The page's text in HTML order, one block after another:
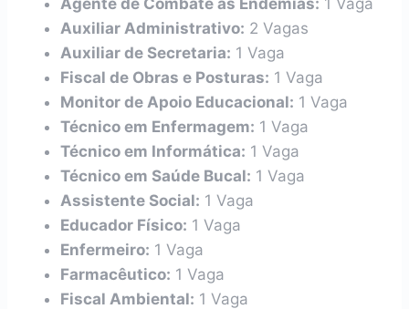
Agente de Combate às Endemias: 1 Vaga
Auxiliar Administrativo: 2 Vagas
Auxiliar de Secretaria: 1 Vaga
Fiscal de Obras e Posturas: 1 Vaga
Monitor de Apoio Educacional: 1 Vaga
Técnico em Enfermagem: 1 Vaga
Técnico em Informática: 1 Vaga
Técnico em Saúde Bucal: 1 Vaga
Assistente Social: 1 Vaga
Educador Físico: 1 Vaga
Enfermeiro: 1 Vaga
Farmacêutico: 1 Vaga
Fiscal Ambiental: 1 Vaga